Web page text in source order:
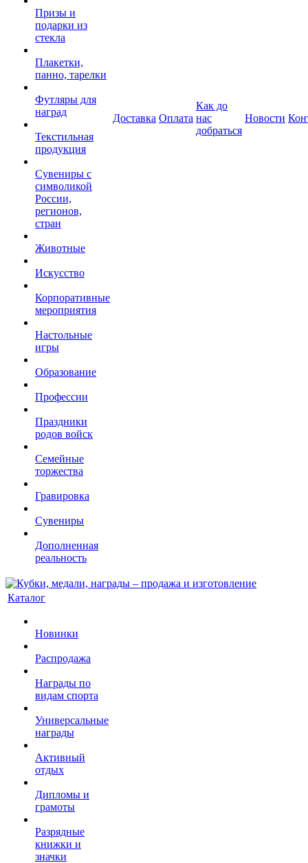
Призы и
подарки из
стекла
Плакетки,
панно, тарелки
Футляры для
наград
Текстильная
продукция
Сувениры с
символикой
России,
регионов,
стран
Животные
Искусство
Корпоративные
мероприятия
Настольные
игры
Образование
Профессии
Праздники
родов войск
Семейные
торжества
Гравировка
Сувениры
Дополненная
реальность
Доставка Оплата
Как до
нас
добраться
Новости
Каталог
Новинки
Распродажа
Награды по
видам спорта
Универсальные
награды
Активный
отдых
Дипломы и
грамоты
Разрядные
книжки и
значки